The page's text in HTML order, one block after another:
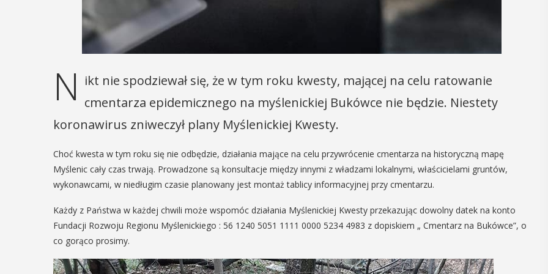
N ikt nie spodziewał się, że w tym roku kwesty, mającej na celu ratowanie
cmentarza epidemicznego na myślenickiej Bukówce nie będzie. Niestety
koronawirus zniweczył plany Myślenickiej Kwesty.
Choć kwesta w tym roku się nie odbędzie, działania mające na celu przywrócenie cmentarza na historyczną mapę
Myślenic cały czas trwają. Prowadzone są konsultacje między innymi z władzami lokalnymi, właścicielami gruntów,
wykonawcami, w niedługim czasie planowany jest montaż tablicy informacyjnej przy cmentarzu.
Każdy z Państwa w każdej chwili może wspomóc działania Myślenickiej Kwesty przekazując dowolny datek na konto
Fundacji Rozwoju Regionu Myślenickiego : 56 1240 5051 1111 0000 5234 4983 z dopiskiem „ Cmentarz na Bukówce”, o
co gorąco prosimy.
i
Myślenicach odbędzie się
Turnieju Myślimira.
organizowane przez
Niepodległości w Myślenicach
05
Obchody Dnia
Godności Osób z
Niepełnosprawnością
Intelektualną
Obchody Dnia Godności Osób z
który przypada 5 maja, w Myślenicach
rozpoczną się tradycyjnie od Przejazdu
06
Promocja XXVII
tomu rocznika
Regiony –
regionalizmy –
W środę 6 maja o godz. 17 w Miejskiej
rocznika "Małopolska. Regiony -